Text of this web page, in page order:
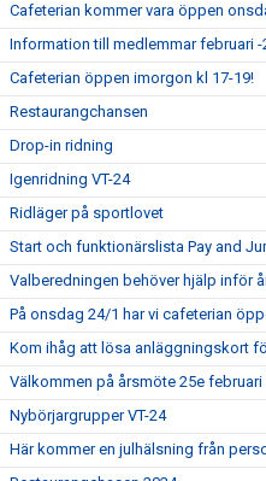
Cafeterian kommer vara öppen
Information till medlemmar februari -
Cafeterian öppen imorgon kl 17-19!
Restaurangchansen
Drop-in ridning
Igenridning VT-24
Ridläger på sportlovet
Start och funktionärslista Pay and
Valberedningen behöver hjälp inför
På onsdag 24/1 har vi cafeterian
Kom ihåg att lösa anläggningskort
Välkommen på årsmöte 25e februari
Nybörjargrupper VT-24
Här kommer en julhälsning från